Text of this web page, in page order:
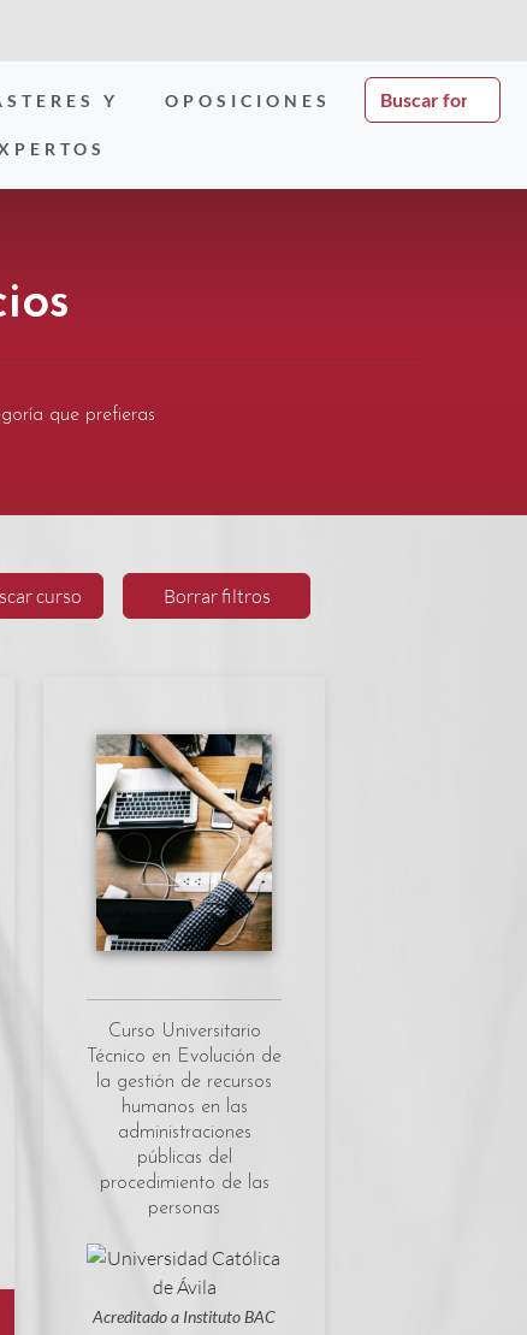
Y OPOSICIONES
que prefieras
curso Borrar filtros
Curso Universitario
Técnico en Evolución de
la gestión de recursos
humanos en las
administraciones
públicas del
procedimiento de las
personas
Acreditado a Instituto BAC